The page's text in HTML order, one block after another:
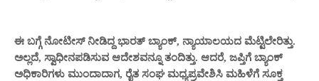
ಈ ಬಗ್ಗೆ ನೋಟೀಸ್ ನೀಡಿದ್ದ ಭಾರತ್ ಬ್ಯಾಂಕ್, ನ್ಯಾಯಾಲಯದ ಮೆಟ್ಟಿಲೇರಿತ್ತು.
ಅಲ್ಲದೆ, ಸ್ವಾಧೀನಪಡಿಸುವ ಆದೇಶವನ್ನೂ ತಂದಿತ್ತು. ಆದರೆ, ಜಪ್ತಿಗೆ ಬ್ಯಾಂಕ್
ಅಧಿಕಾರಿಗಳು ಮುಂದಾದಾಗ, ರೈತ ಸಂಘ ಮಧ್ಯಪ್ರವೇಶಿಸಿ ಮಹಿಳೆಗೆ ಸೂಕ್ತ